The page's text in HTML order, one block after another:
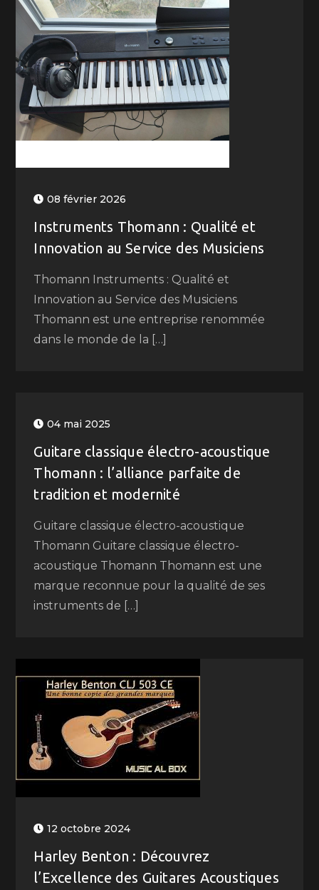
08 février 2026
Instruments Thomann : Qualité et
Innovation au Service des Musiciens
Thomann Instruments : Qualité et
Innovation au Service des Musiciens
Thomann est une entreprise renommée
dans le monde de la […]
04 mai 2025
Guitare classique électro-acoustique
Thomann : l’alliance parfaite de
tradition et modernité
Guitare classique électro-acoustique
Thomann Guitare classique électro-
acoustique Thomann Thomann est une
marque reconnue pour la qualité de ses
instruments de […]
12 octobre 2024
Harley Benton : Découvrez
l’Excellence des Guitares Acoustiques